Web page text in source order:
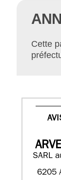
Cette
SARL
6205